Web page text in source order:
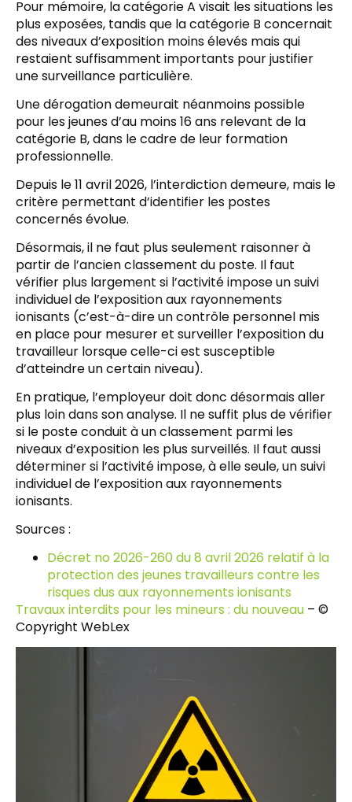
Pour mémoire, la catégorie A visait les situations les
plus exposées, tandis que la catégorie B concernait
des niveaux d’exposition moins élevés mais qui
restaient suffisamment importants pour justifier
une surveillance particulière.
Une dérogation demeurait néanmoins possible
pour les jeunes d’au moins 16 ans relevant de la
catégorie B, dans le cadre de leur formation
professionnelle.
Depuis le 11 avril 2026, l’interdiction demeure, mais le
critère permettant d’identifier les postes
concernés évolue.
Désormais, il ne faut plus seulement raisonner à
partir de l’ancien classement du poste. Il faut
vérifier plus largement si l’activité impose un suivi
individuel de l’exposition aux rayonnements
ionisants (c’est-à-dire un contrôle personnel mis
en place pour mesurer et surveiller l’exposition du
travailleur lorsque celle-ci est susceptible
d’atteindre un certain niveau).
En pratique, l’employeur doit donc désormais aller
plus loin dans son analyse. Il ne suffit plus de vérifier
si le poste conduit à un classement parmi les
niveaux d’exposition les plus surveillés. Il faut aussi
déterminer si l’activité impose, à elle seule, un suivi
individuel de l’exposition aux rayonnements
ionisants.
Sources :
Décret no 2026-260 du 8 avril 2026 relatif à la
protection des jeunes travailleurs contre les
risques dus aux rayonnements ionisants
Travaux interdits pour les mineurs : du nouveau – ©
Copyright WebLex